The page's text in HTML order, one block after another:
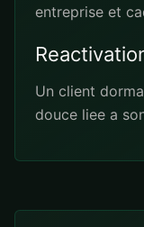
entreprise et
Un client
douce liee a